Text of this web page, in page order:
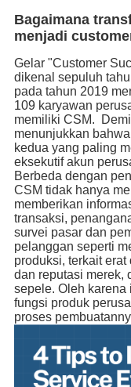
Bagaimana
menjadi
Gelar "Customer
dikenal sepuluh
pada tahun 2019
109 karyawan
memiliki CSM.
menunjukkan
kedua yang paling
eksekutif akun
Berbeda dengan
CSM tidak hanya
memberikan
transaksi,
survei pasar dan
pelanggan seperti
produksi, terkait
dan reputasi merek,
sepele. Oleh karena
fungsi produk
proses